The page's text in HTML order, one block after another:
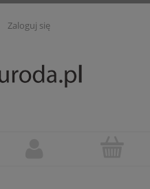
Zaloguj się